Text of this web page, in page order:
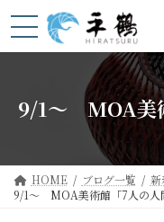
ン
プ
ビ
動
9/1～ MOA美
HOME ブログ一覧
新
9/1～ MOA美術館「7人の人